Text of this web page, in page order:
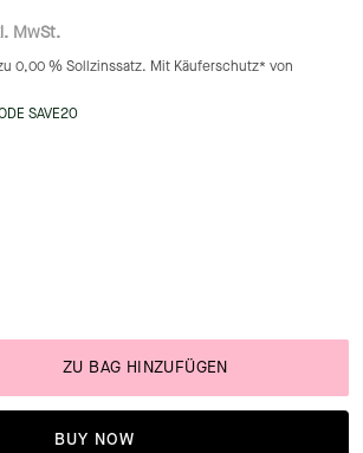
MwSt.
0,00 % Sollzinssatz. Mit Käuferschutz* von
SAVE20
ZU BAG HINZUFÜGEN
BUY NOW